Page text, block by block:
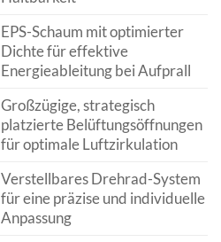
EPS-Schaum mit optimierter
Dichte für effektive
Energieableitung bei Aufprall
Großzügige, strategisch
platzierte Belüftungsöffnungen
für optimale Luftzirkulation
Verstellbares Drehrad-System
für eine präzise und individuelle
Anpassung